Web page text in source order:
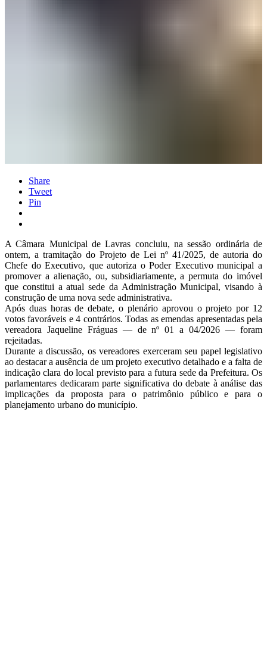
Share
Tweet
Pin
A Câmara Municipal de Lavras concluiu, na sessão ordinária de
ontem, a tramitação do Projeto de Lei nº 41/2025, de autoria do
Chefe do Executivo, que autoriza o Poder Executivo municipal a
promover a alienação, ou, subsidiariamente, a permuta do imóvel
que constitui a atual sede da Administração Municipal, visando à
construção de uma nova sede administrativa.
Após duas horas de debate, o plenário aprovou o projeto por 12
votos favoráveis e 4 contrários. Todas as emendas apresentadas pela
vereadora Jaqueline Fráguas — de nº 01 a 04/2026 — foram
rejeitadas.
Durante a discussão, os vereadores exerceram seu papel legislativo
ao destacar a ausência de um projeto executivo detalhado e a falta de
indicação clara do local previsto para a futura sede da Prefeitura. Os
parlamentares dedicaram parte significativa do debate à análise das
implicações da proposta para o patrimônio público e para o
planejamento urbano do município.